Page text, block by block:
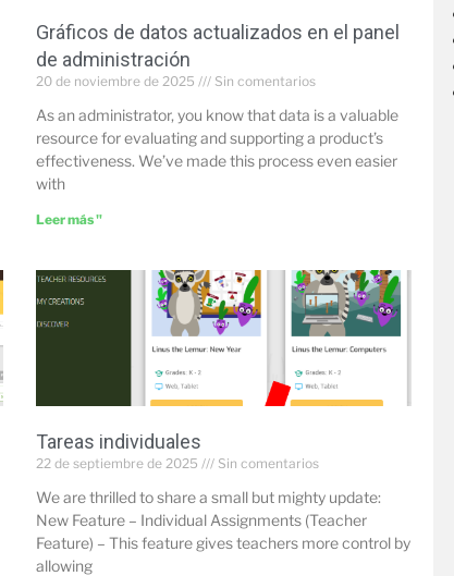
Gráficos de datos actualizados en el panel
de administración
20 de noviembre de 2025 Sin comentarios
As an administrator, you know that data is a valuable
resource for evaluating and supporting a product’s
effectiveness. We’ve made this process even easier
with
Leer más "
Tareas individuales
22 de septiembre de 2025 Sin comentarios
We are thrilled to share a small but mighty update:
New Feature – Individual Assignments (Teacher
Feature) – This feature gives teachers more control by
allowing